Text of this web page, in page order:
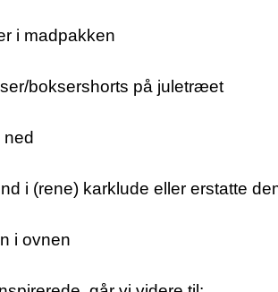
i madpakken
boksershorts på juletræet
i (rene) karklude eller erstatte
i ovnen